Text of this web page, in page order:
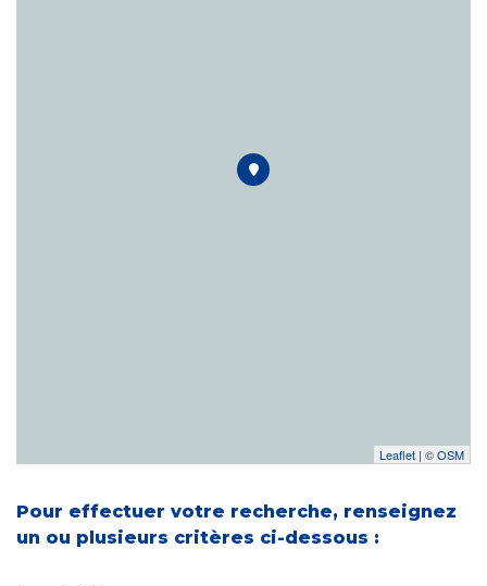
Leaflet | ©OSM
Pour effectuer votre recherche, renseignez
un ou plusieurs critères ci-dessous :